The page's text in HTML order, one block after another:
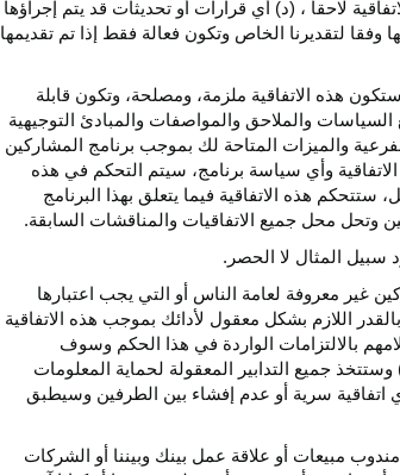
لاحقا ، (د) أي قرارات أو تحديثات قد يتم إجراؤها
وفقا لتقديرنا الخاص وتكون فعالة فقط إذا تم تقديمها
هذه الاتفاقية ملزمة، ومصلحة، وتكون قابلة
والملاحق والمواصفات والمبادئ التوجيهية
والميزات المتاحة لك بموجب برنامج المشاركين
وأي سياسة برنامج، سيتم التحكم في هذه
هذه الاتفاقية فيما يتعلق بهذا البرنامج
وتحل محل جميع الاتفاقيات والمناقشات السابقة.
المثال لا الحصر.
غير معروفة لعامة الناس أو التي يجب اعتبارها
اللازم بشكل معقول لأدائك بموجب هذه الاتفاقية
بالالتزامات الواردة في هذا الحكم وسوف
جميع التدابير المعقولة لحماية المعلومات
اتفاقية سرية أو عدم إفشاء بين الطرفين وسيطبق
مبيعات أو علاقة عمل بينك وبيننا أو الشركات